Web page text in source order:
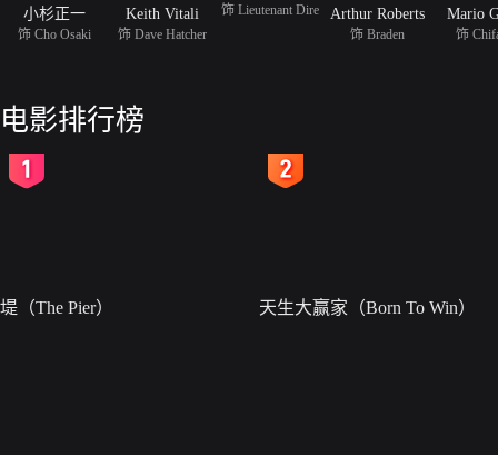
小杉正一
饰 Cho Osaki
Keith Vitali
饰 Dave Hatcher
饰 Lieutenant Dire Arthur Roberts
饰 Braden
Mario
饰
电影排行榜
堤（The Pier） 天生大赢家（Born To Win）